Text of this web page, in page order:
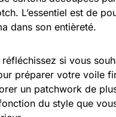
L’essentiel est de
dans son entièreté.
réfléchissez si vous
préparer votre voile
un patchwork de
du style que